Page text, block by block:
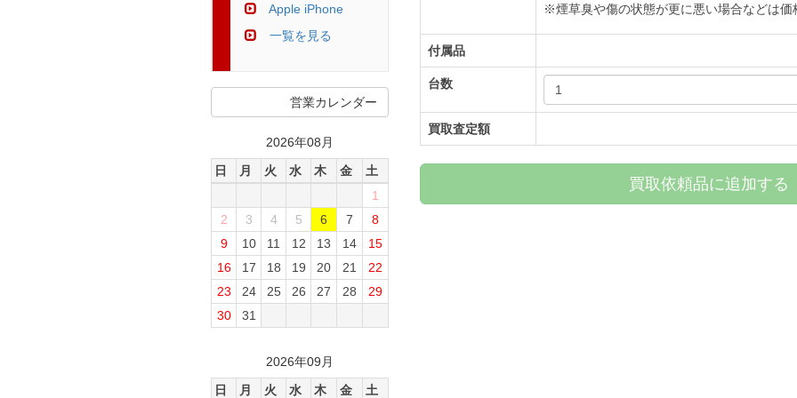
※煙草臭や傷の状態が更に悪い場合などは価
付属品
台数
買取査定額
買取依頼品に追加する
Apple iPhone
一覧を見る
営業カレンダー
2026年08月
日
月 火 水 木 金
土
1
2
3 4 5 6 7
8
9
10 11 12 13 14
15
16
17 18 19 20 21
22
23
24 25 26 27 28
29
30
31
2026年09月
日
月 火 水 木 金 土